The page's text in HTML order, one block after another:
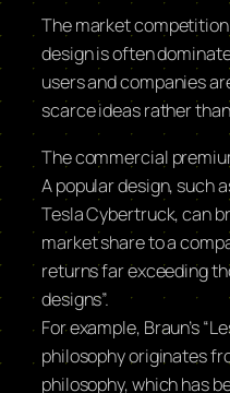
The market
design is often
users and companies
scarce ideas rather
The commercial
A popular design, such
Tesla Cybertruck, can
market share to a
returns far exceeding
designs”.
For example, Braun’s
philosophy originates
philosophy, which has